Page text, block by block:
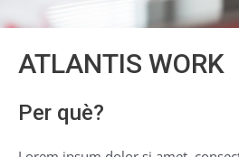
ATLANTIS WORK
Per què?